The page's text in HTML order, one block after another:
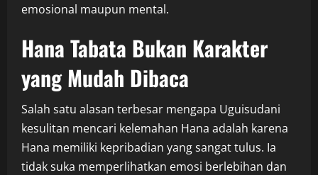
emosional maupun mental.
Hana Tabata Bukan Karakter
yang Mudah Dibaca
Salah satu alasan terbesar mengapa Uguisudani
kesulitan mencari kelemahan Hana adalah karena
Hana memiliki kepribadian yang sangat tulus. Ia
tidak suka memperlihatkan emosi berlebihan dan